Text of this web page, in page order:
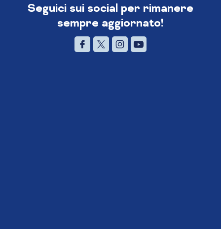
Seguici sui social per rimanere
sempre aggiornato!